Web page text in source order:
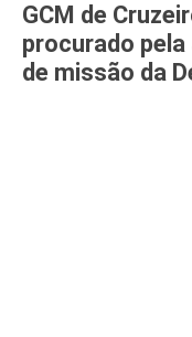
GCM de
procurado
de missão da